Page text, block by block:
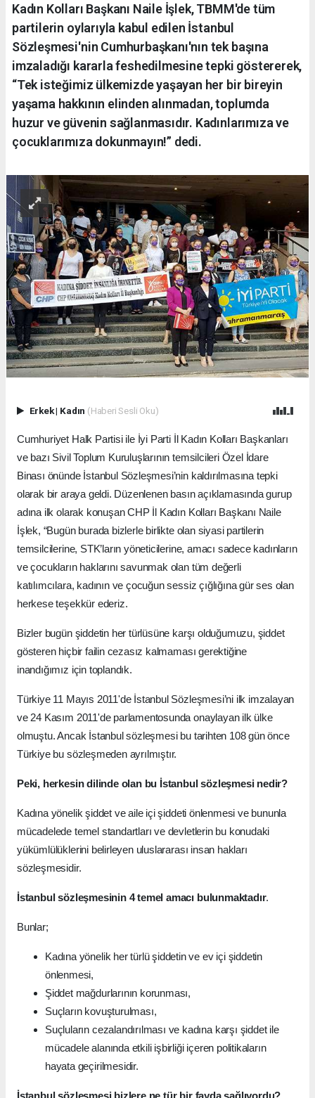
Kadın Kolları Başkanı Naile İşlek, TBMM'de tüm
partilerin oylarıyla kabul edilen İstanbul
Sözleşmesi'nin Cumhurbaşkanı'nın tek başına
imzaladığı kararla feshedilmesine tepki göstererek,
“Tek isteğimiz ülkemizde yaşayan her bir bireyin
yaşama hakkının elinden alınmadan, toplumda
huzur ve güvenin sağlanmasıdır. Kadınlarımıza ve
çocuklarımıza dokunmayın!” dedi.
Erkek| Kadın (Haberi Sesli Oku)
Cumhuriyet Halk Partisi ile İyi Parti İl Kadın Kolları Başkanları
ve bazı Sivil Toplum Kuruluşlarının temsilcileri Özel İdare
Binası önünde İstanbul Sözleşmesi’nin kaldırılmasına tepki
olarak bir araya geldi. Düzenlenen basın açıklamasında gurup
adına ilk olarak konuşan CHP İl Kadın Kolları Başkanı Naile
İşlek, “Bugün burada bizlerle birlikte olan siyasi partilerin
temsilcilerine, STK’ların yöneticilerine, amacı sadece kadınların
ve çocukların haklarını savunmak olan tüm değerli
katılımcılara, kadının ve çocuğun sessiz çığlığına gür ses olan
herkese teşekkür ederiz.
Bizler bugün şiddetin her türlüsüne karşı olduğumuzu, şiddet
gösteren hiçbir failin cezasız kalmaması gerektiğine
inandığımız için toplandık.
Türkiye 11 Mayıs 2011'de İstanbul Sözleşmesi’ni ilk imzalayan
ve 24 Kasım 2011'de parlamentosunda onaylayan ilk ülke
olmuştu. Ancak İstanbul sözleşmesi bu tarihten 108 gün önce
Türkiye bu sözleşmeden ayrılmıştır.
Peki, herkesin dilinde olan bu İstanbul sözleşmesi nedir?
Kadına yönelik şiddet ve aile içi şiddeti önlenmesi ve bununla
mücadelede temel standartları ve devletlerin bu konudaki
yükümlülüklerini belirleyen uluslararası insan hakları
sözleşmesidir.
İstanbul sözleşmesinin 4 temel amacı bulunmaktadır.
Bunlar;
Kadına yönelik her türlü şiddetin ve ev içi şiddetin
önlenmesi,
Şiddet mağdurlarının korunması,
Suçların kovuşturulması,
Suçluların cezalandırılması ve kadına karşı şiddet ile
mücadele alanında etkili işbirliği içeren politikaların
hayata geçirilmesidir.